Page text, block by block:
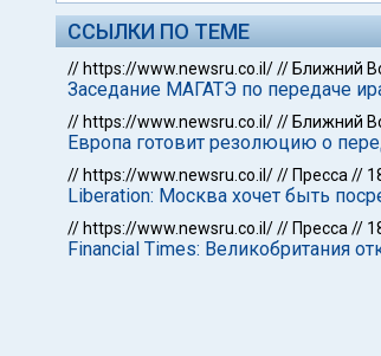
ССЫЛКИ ПО ТЕМЕ
// https://www.newsru.co.il/// Ближний
Заседание МАГАТЭ по передаче
// https://www.newsru.co.il/// Ближний
Европа готовит резолюцию о
// https://www.newsru.co.il/// Пресса //
Liberation: Москва хочет быть
// https://www.newsru.co.il/// Пресса //
Financial Times: Великобритания